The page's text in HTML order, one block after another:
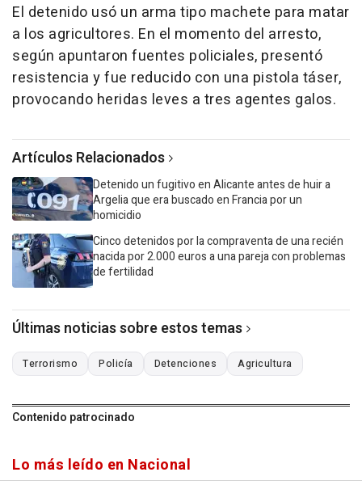
El detenido usó un arma tipo machete para matar
a los agricultores. En el momento del arresto,
según apuntaron fuentes policiales, presentó
resistencia y fue reducido con una pistola táser,
provocando heridas leves a tres agentes galos.
Artículos Relacionados
Detenido un fugitivo en Alicante antes de huir a
Argelia que era buscado en Francia por un
homicidio
Cinco detenidos por la compraventa de una recién
nacida por 2.000 euros a una pareja con problemas
de fertilidad
Últimas noticias sobre estos temas
Terrorismo Policía Detenciones Agricultura
Contenido patrocinado
Lo más leído en Nacional